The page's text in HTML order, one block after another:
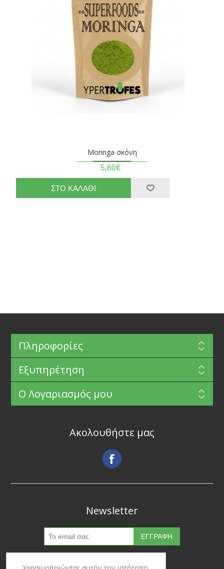
Moringa σκόνη
5,60€
Πληροφορίες
Εξυπηρέτηση
Ο Λογαριασμός μου
Ακολουθήστε μας
Newsletter